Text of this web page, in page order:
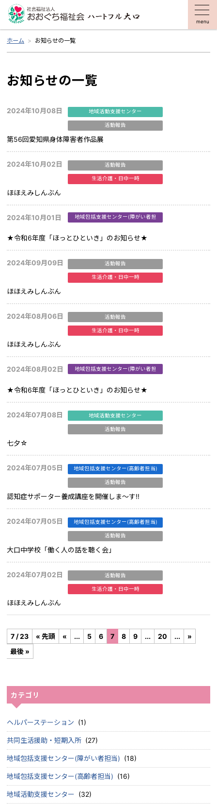
menu
カテゴリ
ヘルパーステーション (1)
共同生活援助・短期入所 (27)
地域包括支援センター(障がい者担当) (18)
地域包括支援センター(高齢者担当) (16)
地域活動支援センター (32)
ホーム お知らせの一覧
お知らせの一覧
2024年10月08日 地域活動支援センター
活動報告
第56回愛知県身体障害者作品展
2024年10月02日 活動報告
生活介護・日中一時
ほほえみしんぶん
2024年10月01日
地域包括支援センター(障がい者担
★令和6年度「ほっとひといき」のお知らせ★
2024年09月09日 活動報告
生活介護・日中一時
ほほえみしんぶん
2024年08月06日 活動報告
生活介護・日中一時
ほほえみしんぶん
2024年08月02日
地域包括支援センター(障がい者担
★令和6年度「ほっとひといき」のお知らせ★
2024年07月08日 地域活動支援センター
活動報告
七夕☆
2024年07月05日 地域包括支援センター(高齢者担当)
活動報告
認知症サポーター養成講座を開催しま～す!!
2024年07月05日 地域包括支援センター(高齢者担当)
活動報告
大口中学校「働く人の話を聴く会」
2024年07月02日 活動報告
生活介護・日中一時
ほほえみしんぶん
7 / 23 « 先頭 « ... 5 6 7 8 9 ... 20 ...
»
最後 »